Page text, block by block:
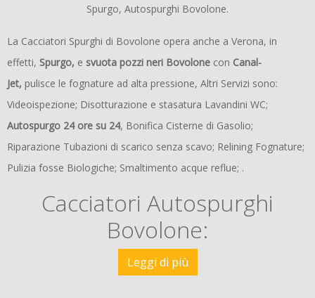
Spurgo, Autospurghi Bovolone.
La Cacciatori Spurghi di Bovolone opera anche a Verona, in
effetti, Spurgo, e svuota pozzi neri Bovolone con Canal-
Jet, pulisce le fognature ad alta pressione, Altri Servizi sono:
Videoispezione; Disotturazione e stasatura Lavandini WC;
Autospurgo 24 ore su 24, Bonifica Cisterne di Gasolio;
Riparazione Tubazioni di scarico senza scavo; Relining Fognature;
Pulizia fosse Biologiche; Smaltimento acque reflue; .
Cacciatori Autospurghi
Bovolone:
Leggi di più